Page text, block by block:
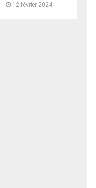
12 février 2024